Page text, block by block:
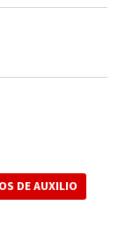
DE AUXILIO